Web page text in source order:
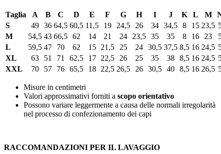
Taglia A B C D E F G H I J K L M
S
49 36 64,5 60,5 11,5 19 24,5 26 34 34,5 8 15 23,5
M
54,5 43 66,5 62 14 21 24 23,5 35 35 8 16 23
L
59,5 47 70 62 15 21,5 25 24 30,5 37,5 8,5 16 24,5
XL
63 51 71 62,5 17 22,5 26 25 35 38 8,5 16 24,5
XXL
70 57 76 65,5 18 22,5 26,5 26 30,5 40 8,5 16 26,5
Misure in centimetri
Valori approssimativi forniti a scopo orientativo
Possono variare leggermente a causa delle normali irregolarità
nel processo di confezionamento dei capi
RACCOMANDAZIONI PER IL LAVAGGIO